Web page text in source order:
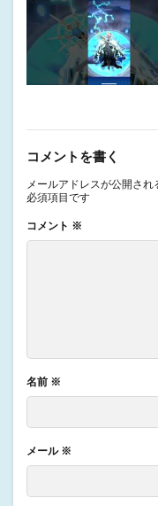
コメントを書く
メールアドレスが公開され
必須項目です
コメント ※
名前 ※
メール ※